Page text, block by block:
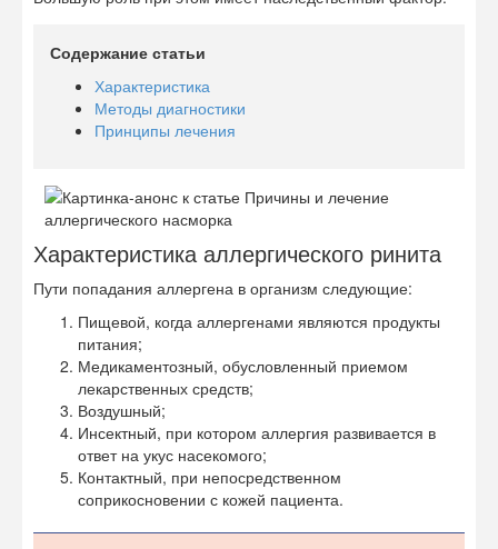
Содержание статьи
Характеристика
Методы диагностики
Принципы лечения
Характеристика аллергического ринита
Пути попадания аллергена в организм следующие:
Пищевой, когда аллергенами являются продукты
питания;
Медикаментозный, обусловленный приемом
лекарственных средств;
Воздушный;
Инсектный, при котором аллергия развивается в
ответ на укус насекомого;
Контактный, при непосредственном
соприкосновении с кожей пациента.